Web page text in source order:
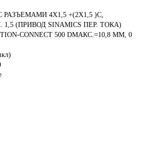
4X1,5 +(2X1,5 )C,
(ПРИВОД SINAMICS ПЕР. ТОКА)
CONNECT 500 DМАКС.=10,8 ММ, 0